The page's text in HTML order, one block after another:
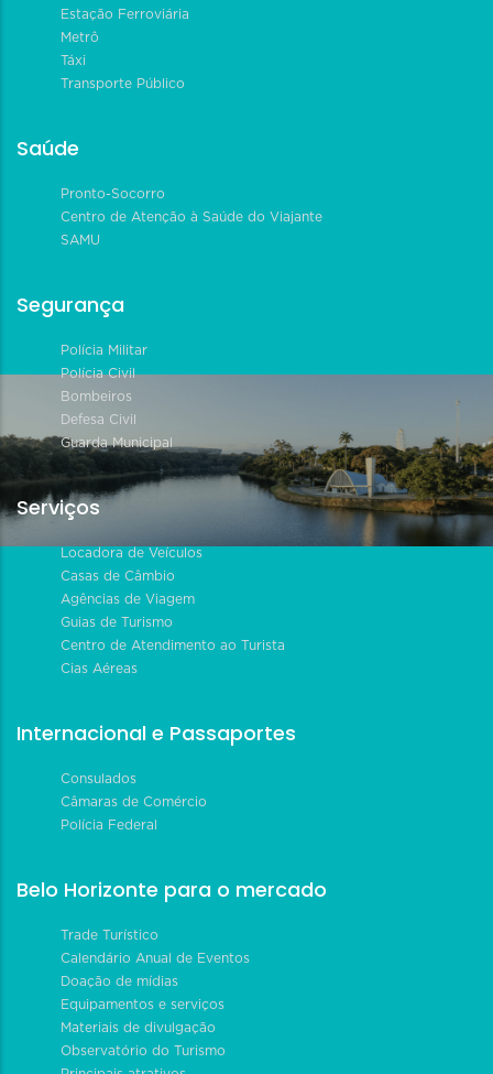
Estação Ferroviária
Metrô
Táxi
Transporte Público
Saúde
Pronto-Socorro
Centro de Atenção à Saúde do Viajante
SAMU
Segurança
Polícia Militar
Polícia Civil
Bombeiros
Defesa Civil
Guarda Municipal
Serviços
Locadora de Veículos
Casas de Câmbio
Agências de Viagem
Guias de Turismo
Centro de Atendimento ao Turista
Cias Aéreas
Internacional e Passaportes
Consulados
Câmaras de Comércio
Polícia Federal
Belo Horizonte para o mercado
Trade Turístico
Calendário Anual de Eventos
Doação de mídias
Equipamentos e serviços
Materiais de divulgação
Observatório do Turismo